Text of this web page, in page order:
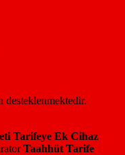
Tarifeye Ek Cihaz
Taahhüt Tarife